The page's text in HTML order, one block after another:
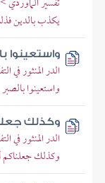
يكذب بالدين
واستعينوا
الدر المنثور في
واستعينوا بالصبر
وكذلك
الدر المنثور في
وكذلك جعلناكم